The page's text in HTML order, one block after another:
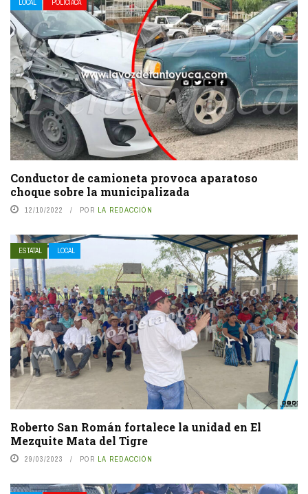
LOCAL POLICIACA
Conductor de camioneta provoca aparatoso
choque sobre la municipalizada
12/10/2022 POR LA REDACCIÓN
ESTATAL LOCAL
Roberto San Román fortalece la unidad en El
Mezquite Mata del Tigre
29/03/2023 POR LA REDACCIÓN